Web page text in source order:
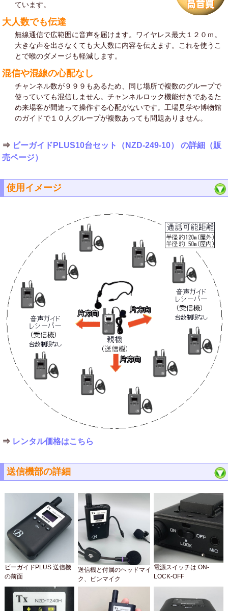
ています。
大人数でも伝達
無線通信で広範囲に音声を届けます。ワイヤレス最大１２０ｍ。
大きな声を出さなくても大人数に内容を伝えます。これを使うこ
とで喉のダメージも軽減します。
混信や混線の心配なし
チャンネル数が９９９もあるため、同じ場所で複数のグループで
使っていても混信しません。チャンネルロック機能付きであるた
め来場客が間違って操作する心配がないです。工場見学や博物館
のガイドで１０人グループが複数あっても問題ありません。
⇒ ビーガイドPLUS10台セット（NZD-249-10） の詳細（販
売ページ）
使用イメージ
⇒ レンタル価格はこちら
送信機部の詳細
ビーガイドPLUS 送信機
の前面
送信機と付属のヘッドマイ
ク、ピンマイク
電源スイッチは ON-
LOCK-OFF